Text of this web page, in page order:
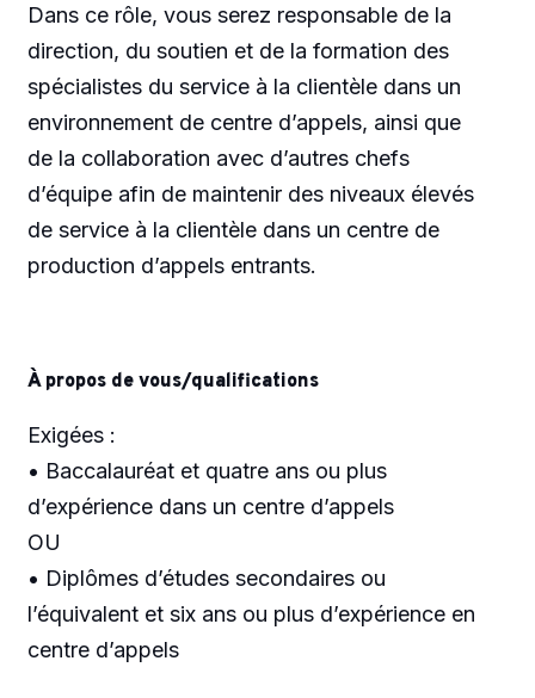
Dans ce rôle, vous serez responsable de la
direction, du soutien et de la formation des
spécialistes du service à la clientèle dans un
environnement de centre d’appels, ainsi que
de la collaboration avec d’autres chefs
d’équipe afin de maintenir des niveaux élevés
de service à la clientèle dans un centre de
production d’appels entrants.
À propos de vous/qualifications
Exigées :
• Baccalauréat et quatre ans ou plus
d’expérience dans un centre d’appels
OU
• Diplômes d’études secondaires ou
l’équivalent et six ans ou plus d’expérience en
centre d’appels